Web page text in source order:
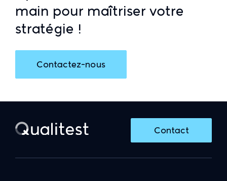
main pour maîtriser votre
stratégie !
Contactez-nous
Contact